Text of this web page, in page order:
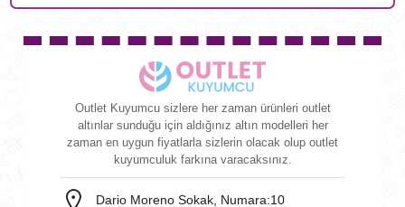
Outlet Kuyumcu sizlere her zaman ürünleri outlet
altınlar sunduğu için aldığınız altın modelleri her
zaman en uygun fiyatlarla sizlerin olacak olup outlet
kuyumculuk farkına varacaksınız.
Dario Moreno Sokak, Numara:10